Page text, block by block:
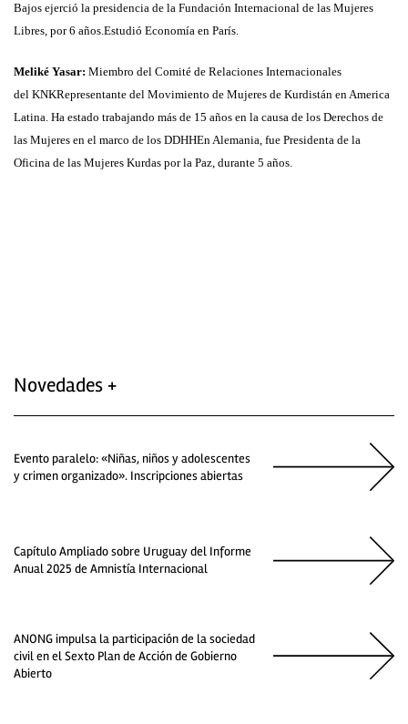
Bajos ejerció la presidencia de la Fundación Internacional de las Mujeres
Libres, por 6 años.Estudió Economía en París.
Meliké Yasar: Miembro del Comité de Relaciones Internacionales
del KNKRepresentante del Movimiento de Mujeres de Kurdistán en America
Latina. Ha estado trabajando más de 15 años en la causa de los Derechos de
las Mujeres en el marco de los DDHHEn Alemania, fue Presidenta de la
Oficina de las Mujeres Kurdas por la Paz, durante 5 años.
Novedades +
Evento paralelo: «Niñas, niños y adolescentes
y crimen organizado». Inscripciones abiertas
Capítulo Ampliado sobre Uruguay del Informe
Anual 2025 de Amnistía Internacional
ANONG impulsa la participación de la sociedad
civil en el Sexto Plan de Acción de Gobierno
Abierto